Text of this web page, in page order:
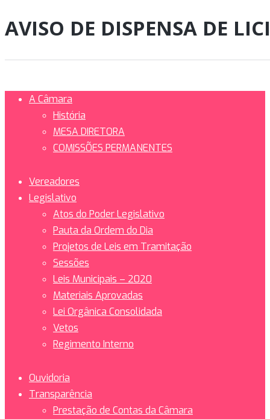
AVISO DE DISPENSA DE
A Câmara
História
MESA DIRETORA
COMISSÕES PERMANENTES
Vereadores
Legislativo
Atos do Poder Legislativo
Pauta da Ordem do Dia
Projetos de Leis em Tramitação
Sessões
Leis Municipais – 2020
Materiais Aprovadas
Lei Orgânica Consolidada
Vetos
Regimento Interno
Ouvidoria
Transparência
Prestação de Contas da Câmara